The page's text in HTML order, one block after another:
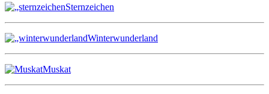
Sternzeichen
Winterwunderland
Muskat